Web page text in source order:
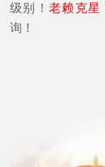
级别！ 老赖克星
询！